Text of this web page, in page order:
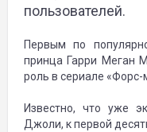
пользователей.
Первым по
принца Гарри Меган
роль в сериале
Известно, что уже
Джоли, к первой